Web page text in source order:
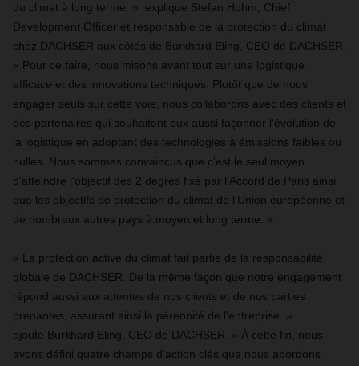
du climat à long terme. » explique Stefan Hohm, Chief
Development Officer et responsable de la protection du climat
chez DACHSER aux côtés de Burkhard Eling, CEO de DACHSER.
« Pour ce faire, nous misons avant tout sur une logistique
efficace et des innovations techniques. Plutôt que de nous
engager seuls sur cette voie, nous collaborons avec des clients et
des partenaires qui souhaitent eux aussi façonner l'évolution de
la logistique en adoptant des technologies à émissions faibles ou
nulles. Nous sommes convaincus que c'est le seul moyen
d'atteindre l'objectif des 2 degrés fixé par l'Accord de Paris ainsi
que les objectifs de protection du climat de l'Union européenne et
de nombreux autres pays à moyen et long terme. »
« La protection active du climat fait partie de la responsabilité
globale de DACHSER. De la même façon que notre engagement
répond aussi aux attentes de nos clients et de nos parties
prenantes, assurant ainsi la pérennité de l'entreprise. »
ajoute Burkhard Eling, CEO de DACHSER. « À cette fin, nous
avons défini quatre champs d'action clés que nous abordons